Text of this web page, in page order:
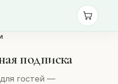
подписка
гостей —